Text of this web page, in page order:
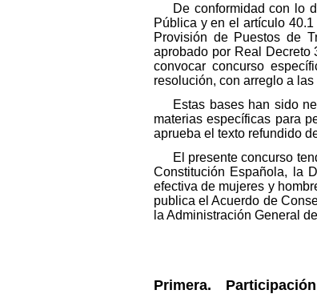
De conformidad con lo
Pública y en el artículo
Provisión de Puestos de
aprobado por Real Decreto
convocar concurso
resolución, con arreglo a
Estas bases han sido
materias específicas para
aprueba el texto refundido
El presente concurso
Constitución Española, la
efectiva de mujeres y
publica el Acuerdo de
la Administración General
Primera.